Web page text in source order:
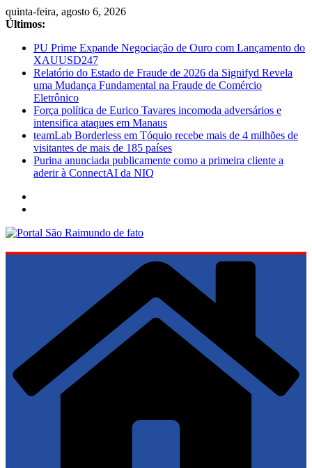
Pular
para
conteúdo
quinta-feira, agosto 6, 2026
Últimos:
PU Prime Expande Negociação de Ouro com Lançamento do
XAUUSD247
Relatório do Estado de Fraude de 2026 da Signifyd Revela
uma Mudança Fundamental na Fraude de Comércio
Eletrônico
Força política de Eurico Tavares incomoda adversários e
intensifica ataques em Manaus
teamLab Borderless em Tóquio recebe mais de 4 milhões de
visitantes de mais de 185 países
Purina anunciada publicamente como a primeira cliente a
aderir à ConnectAI da NIQ